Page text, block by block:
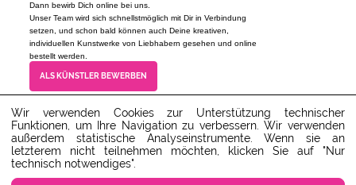
Dann bewirb Dich online bei uns.
Unser Team wird sich schnellstmöglich mit Dir in Verbindung
setzen, und schon bald können auch Deine kreativen,
individuellen Kunstwerke von Liebhabern gesehen und online
bestellt werden.
ALS KÜNSTLER BEWERBEN
Unser Kundenservice steht dir gerne zur Verfügung!
service@ARTvergnuegen.com
SERVICE-HOTLINE : 01805 586
788
Wir verwenden Cookies zur Unterstützung technischer
Funktionen, um Ihre Navigation zu verbessern. Wir verwenden
außerdem statistische Analyseinstrumente. Wenn sie an
letzterem nicht teilnehmen möchten, klicken Sie auf "Nur
technisch notwendiges".